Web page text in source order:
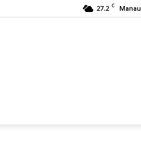
27.2 C